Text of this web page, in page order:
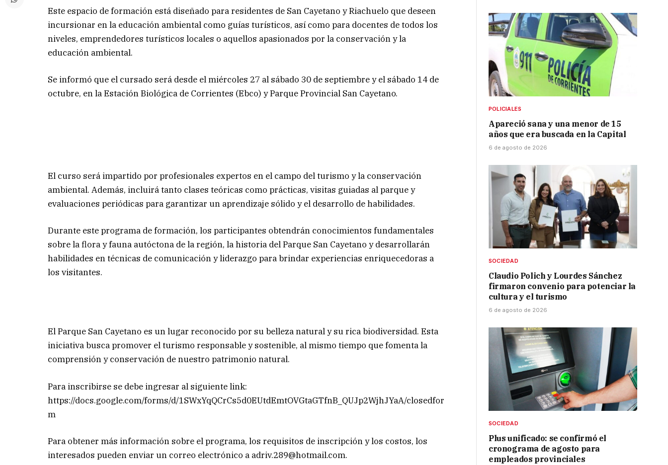
Este espacio de formación está diseñado para residentes de San Cayetano y Riachuelo que deseen
incursionar en la educación ambiental como guías turísticos, así como para docentes de todos los
niveles, emprendedores turísticos locales o aquellos apasionados por la conservación y la
educación ambiental.
Se informó que el cursado será desde el miércoles 27 al sábado 30 de septiembre y el sábado 14 de
octubre, en la Estación Biológica de Corrientes (Ebco) y Parque Provincial San Cayetano.
El curso será impartido por profesionales expertos en el campo del turismo y la conservación
ambiental. Además, incluirá tanto clases teóricas como prácticas, visitas guiadas al parque y
evaluaciones periódicas para garantizar un aprendizaje sólido y el desarrollo de habilidades.
Durante este programa de formación, los participantes obtendrán conocimientos fundamentales
sobre la flora y fauna autóctona de la región, la historia del Parque San Cayetano y desarrollarán
habilidades en técnicas de comunicación y liderazgo para brindar experiencias enriquecedoras a
los visitantes.
El Parque San Cayetano es un lugar reconocido por su belleza natural y su rica biodiversidad. Esta
iniciativa busca promover el turismo responsable y sostenible, al mismo tiempo que fomenta la
comprensión y conservación de nuestro patrimonio natural.
Para inscribirse se debe ingresar al siguiente link:
https://docs.google.com/forms/d/1SWxYqQCrCs5d0EUtdEmtOVGtaGTfnB_QUJp2WjhJYaA/closedfor
m
Para obtener más información sobre el programa, los requisitos de inscripción y los costos, los
interesados pueden enviar un correo electrónico a adriv.289@hotmail.com.
POLICIALES
Apareció sana y una menor de 15
años que era buscada en la Capital
6 de agosto de 2026
SOCIEDAD
Claudio Polich y Lourdes Sánchez
firmaron convenio para potenciar la
cultura y el turismo
6 de agosto de 2026
SOCIEDAD
Plus unificado: se confirmó el
cronograma de agosto para
empleados provinciales